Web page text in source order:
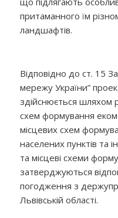
притаманного їм
ландшафтів.
Відповідно до ст. 15
мережу України”
здійснюється шляхом
схем формування
місцевих схем
населених пунктів та
та місцеві схеми
затверджуються
погодження з
Львівській області.